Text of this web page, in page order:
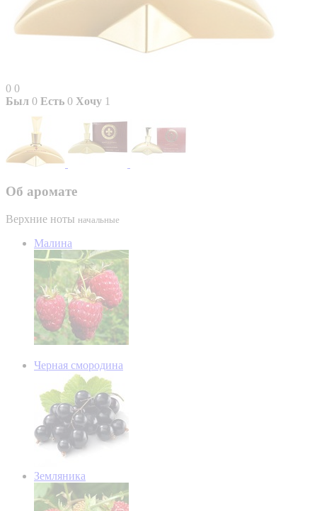
0 0
Был 0 Есть 0 Хочу 1
Об аромате
Верхние ноты начальные
Малина
Черная смородина
Земляника